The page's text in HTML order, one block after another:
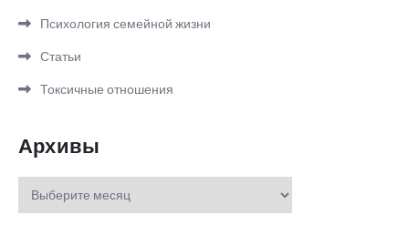
Психология семейной жизни
Статьи
Токсичные отношения
Архивы
Архивы